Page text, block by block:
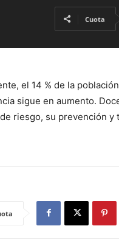
Cuota
el 14 % de la
sigue en aumento.
riesgo, su prevención y